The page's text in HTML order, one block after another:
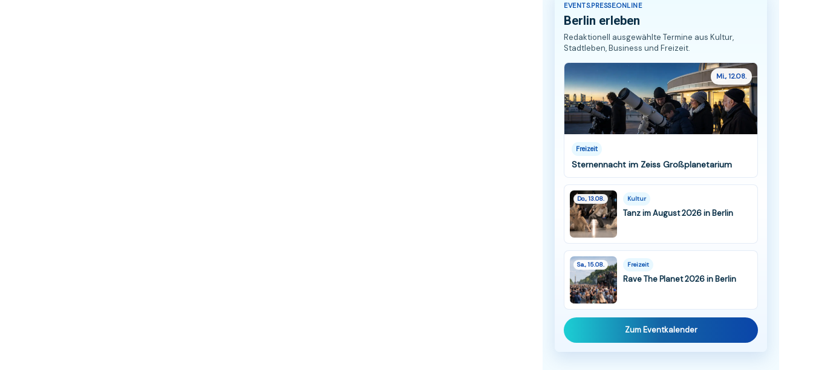
EVENTS.PRESSE.ONLINE
Berlin erleben
Redaktionell ausgewählte Termine aus Kultur,
Stadtleben, Business und Freizeit.
Mi., 12.08.
Freizeit
Sternennacht im Zeiss Großplanetarium
Do., 13.08. Kultur
Tanz im August 2026 in Berlin
Sa., 15.08. Freizeit
Rave The Planet 2026 in Berlin
Zum Eventkalender